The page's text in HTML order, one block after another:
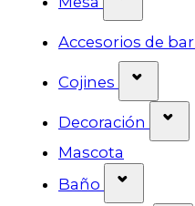
Accesorios de bar
Cojines
Decoración
Mascota
Baño